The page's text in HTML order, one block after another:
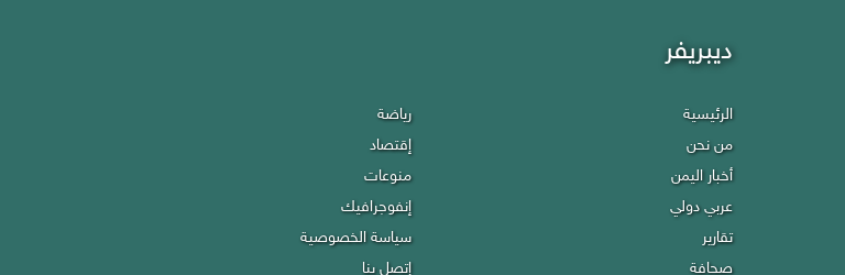
Debriefer
HOME
About Us
Politics
Reports
Press
Sport
Economy
Miscellany
Infographics
Privacy policy
Contact Us
ديبريفر
الرئيسية
من نحن
أخبار اليمن
عربي دولي
تقارير
صحافة
رياضة
إقتصاد
منوعات
إنفوجرافيك
سياسة الخصوصية
إتصل بنا